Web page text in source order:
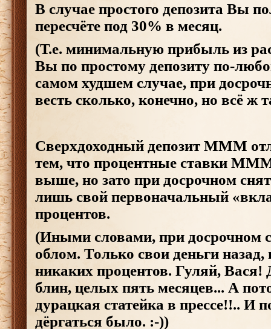
В случае простого депозита Вы
пересчёте под 30% в месяц.
(Т.е. минимальную прибыль из
Вы по простому депозиту по-
самом худшем случае, при
весть сколько, конечно, но всё ж
Сверхдоходный депозит МММ
тем, что процентные ставки
выше, но зато при досрочном
лишь свой первоначальный
процентов.
(Иными словами, при досрочном
облом. Только свои деньги
никаких процентов. Гуляй,
блин, целых пять месяцев... А
дурацкая статейка в прессе!!.. И
дёргаться было. :-))